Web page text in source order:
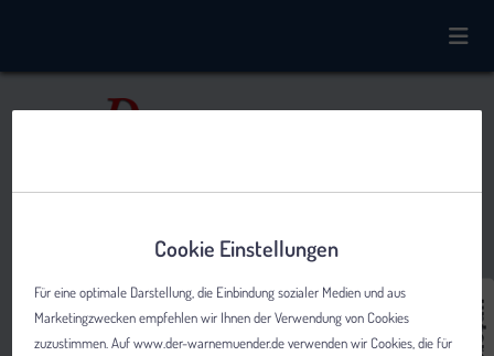
Cookie Einstellungen
Für eine optimale Darstellung, die Einbindung sozialer Medien und aus
Marketingzwecken empfehlen wir Ihnen der Verwendung von Cookies
zuzustimmen. Auf www.der-warnemuender.de verwenden wir Cookies, die für